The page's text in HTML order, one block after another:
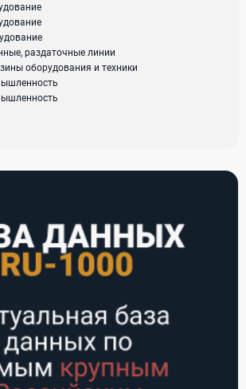
раздаточные линии
оборудования и техники